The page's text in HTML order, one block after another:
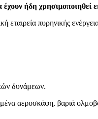
ήδη χρησιμοποιηθεί
εταιρεία πυρηνικής
δυνάμεων.
αεροσκάφη, βαριά